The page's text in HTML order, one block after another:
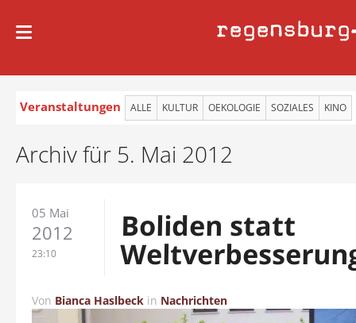
regensburg
Veranstaltungen ALLE KULTUR OEKOLOGIE SOZIALES KINO
Archiv für 5. Mai 2012
05 Mai
2012
23:10
Boliden statt
Von Bianca Haslbeck in Nachrichten